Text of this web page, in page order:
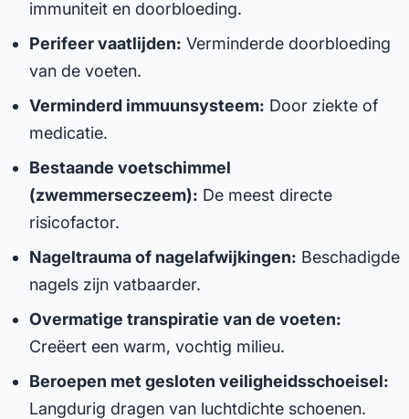
immuniteit en doorbloeding.
Perifeer vaatlijden: Verminderde doorbloeding
van de voeten.
Verminderd immuunsysteem: Door ziekte of
medicatie.
Bestaande voetschimmel
(zwemmerseczeem): De meest directe
risicofactor.
Nageltrauma of nagelafwijkingen: Beschadigde
nagels zijn vatbaarder.
Overmatige transpiratie van de voeten:
Creëert een warm, vochtig milieu.
Beroepen met gesloten veiligheidsschoeisel:
Langdurig dragen van luchtdichte schoenen.